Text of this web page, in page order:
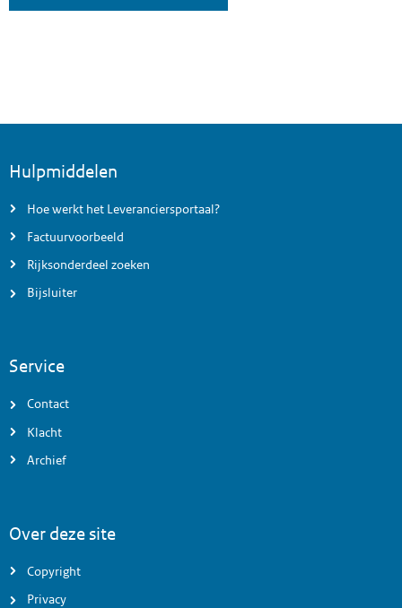
Hulpmiddelen
Hoe werkt het Leveranciersportaal?
Factuurvoorbeeld
Rijksonderdeel zoeken
Bijsluiter
Service
Contact
Klacht
Archief
Over deze site
Copyright
Privacy